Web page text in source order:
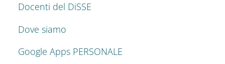
Docenti del DiSSE
Dove siamo
Google Apps PERSONALE